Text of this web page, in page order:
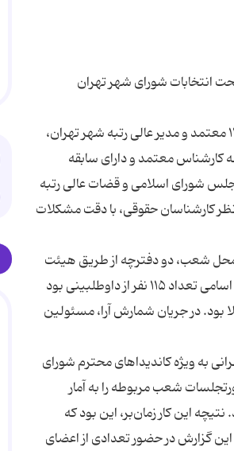
انتخابات شورای شهر تهران
رئیس هیات نظارت بر انتخابات شورای شهرستان تهران توضیح داد: اعضای هیئت اجرایی از ۱۱ معتمد و مدیر عالی رتبه شهر تهران،
معتمد و دارای سابقه
شورای اسلامی و قضات عالی رتبه
کارشناسان حقوقی، با دقت مشکلات
محل شعب، دو دفترچه از طریق هیئت
مشترک، به همراه داشتند که یکی از دفترچه‌ها اسامی کلیه داوطلبان تایید شده و یکی دیگر، اسامی تعداد ۱۱۵ نفر از داوطلبینی بود
بود. در جریان شمارش آرا، مسئولین
به ویژه کاندیداهای محترم شورای
انتخاب کرد و صورتجلسات شعب مربوطه را به آمار
این کار زمان‌بر، این بود که
گزارش در حضور تعدادی از اعضای